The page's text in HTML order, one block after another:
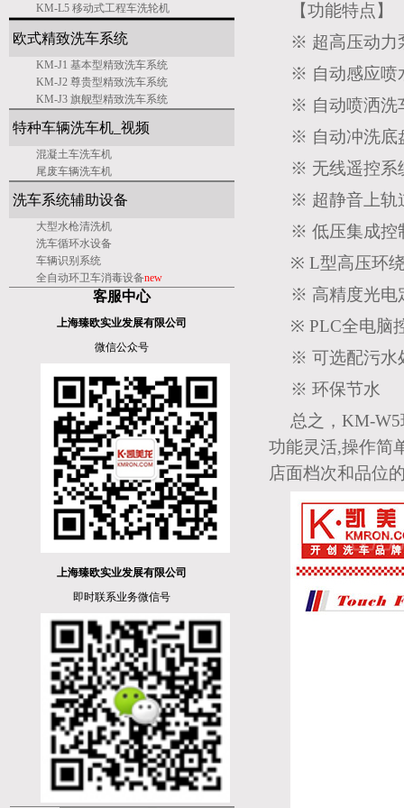
KM-L5 移动式工程车洗轮机
欧式精致洗车系统
KM-J1 基本型精致洗车系统
KM-J2 尊贵型精致洗车系统
KM-J3 旗舰型精致洗车系统
特种车辆洗车机_视频
混凝土车洗车机
尾废车辆洗车机
洗车系统辅助设备
大型水枪清洗机
洗车循环水设备
车辆识别系统
全自动环卫车消毒设备new
客服中心
上海臻欧实业发展有限公司
微信公众号
上海臻欧实业发展有限公司
即时联系业务微信号
【功能特点】
※ 超高压动力
※ 自动感应
※ 自动喷洒洗
※ 自动冲洗
※ 无线遥控系
※ 超静音上轨
※ 低压集成控
※ L型高压环
※ 高精度光电
※ PLC全电脑
※ 可选配污水
※ 环保节水
总之，KM-
功能灵活,操作简
店面档次和品位